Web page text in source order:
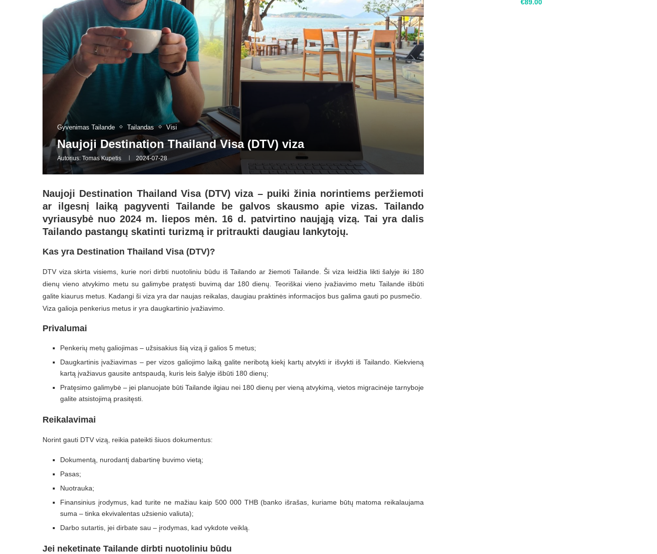
Gyvenimas Tailande Tailandas Visi
Naujoji Destination Thailand Visa (DTV) viza
Autorius: Tomas Kupetis 2024-07-28
Naujoji Destination Thailand Visa (DTV) viza – puiki žinia norintiems peržiemoti
ar ilgesnį laiką pagyventi Tailande be galvos skausmo apie vizas. Tailando
vyriausybė nuo 2024 m. liepos mėn. 16 d. patvirtino naująją vizą. Tai yra dalis
Tailando pastangų skatinti turizmą ir pritraukti daugiau lankytojų.
Kas yra Destination Thailand Visa (DTV)?
DTV viza skirta visiems, kurie nori dirbti nuotoliniu būdu iš Tailando ar žiemoti Tailande. Ši viza leidžia likti šalyje iki 180
dienų vieno atvykimo metu su galimybe pratęsti buvimą dar 180 dienų. Teoriškai vieno įvažiavimo metu Tailande išbūti
galite kiaurus metus. Kadangi ši viza yra dar naujas reikalas, daugiau praktinės informacijos bus galima gauti po pusmečio.
Viza galioja penkerius metus ir yra daugkartinio įvažiavimo.
Privalumai
Penkerių metų galiojimas – užsisakius šią vizą ji galios 5 metus;
Daugkartinis įvažiavimas – per vizos galiojimo laiką galite neribotą kiekį kartų atvykti ir išvykti iš Tailando. Kiekvieną
kartą įvažiavus gausite antspaudą, kuris leis šalyje išbūti 180 dienų;
Pratęsimo galimybė – jei planuojate būti Tailande ilgiau nei 180 dienų per vieną atvykimą, vietos migracinėje tarnyboje
galite atsistojimą prasitęsti.
Reikalavimai
Norint gauti DTV vizą, reikia pateikti šiuos dokumentus:
Dokumentą, nurodantį dabartinę buvimo vietą;
Pasas;
Nuotrauka;
Finansinius įrodymus, kad turite ne mažiau kaip 500 000 THB (banko išrašas, kuriame būtų matoma reikalaujama
suma – tinka ekvivalentas užsienio valiuta);
Darbo sutartis, jei dirbate sau – įrodymas, kad vykdote veiklą.
Jei neketinate Tailande dirbti nuotoliniu būdu
€89.00